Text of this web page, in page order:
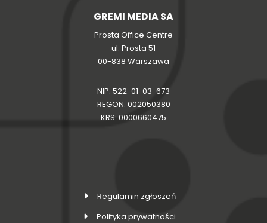
GREMI MEDIA SA
Prosta Office Centre
ul. Prosta 51
00-838 Warszawa
NIP: 522-01-03-673
REGON: 002050380
KRS: 0000660475
Regulamin zgłoszeń
Polityka prywatności